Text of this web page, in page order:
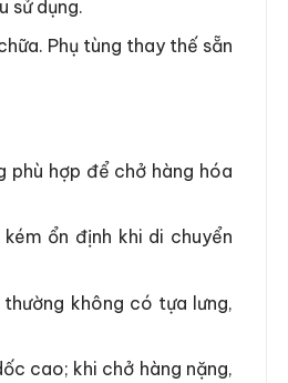
sử dụng.
Phụ tùng thay thế sẵn
phù hợp để chở hàng hóa
ổn định khi di chuyển
không có tựa lưng,
cao; khi chở hàng nặng,